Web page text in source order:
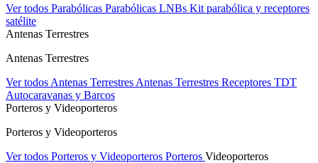
Ver todos Parabólicas Parabólicas LNBs Kit parabólica y receptores
satélite
Antenas Terrestres
Antenas Terrestres
Ver todos Antenas Terrestres Antenas Terrestres Receptores TDT
Autocaravanas y Barcos
Porteros y Videoporteros
Porteros y Videoporteros
Ver todos Porteros y Videoporteros Porteros Videoporteros